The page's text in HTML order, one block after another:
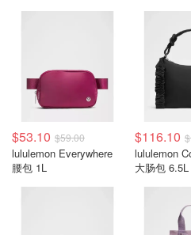
$53.10 $59.00
lululemon Everywhere
腰包 1L
$116.10
lululemon
大肠包 6.5L